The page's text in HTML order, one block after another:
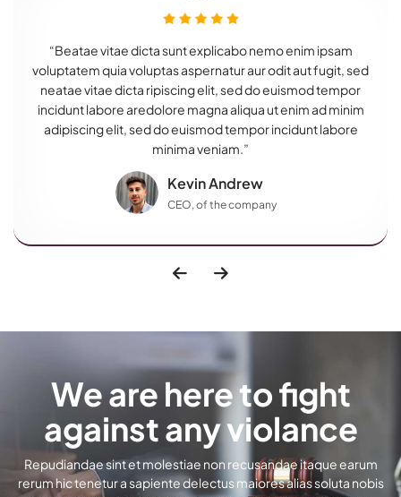
“Beatae vitae dicta sunt explicabo nemo enim ipsam
voluptatem quia voluptas aspernatur aur odit aut fugit, sed
neatae vitae dicta ripiscing elit, sed do euismod tempor
incidunt labore aredolore magna aliqua ut enim ad minim
adipiscing elit, sed do euismod tempor incidunt labore
minima veniam.”
Kevin Andrew
CEO, of the company
We are here to fight
against any violance
Repudiandae sint et molestiae non recusandae itaque earum
rerum hic tenetur a sapiente delectus maiores alias soluta nobis